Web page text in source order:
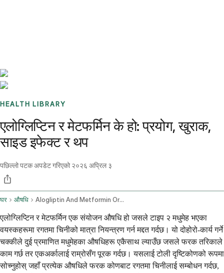
HEALTH LIBRARY
एलोग्लिप्टिन र मेटफर्मिन के हो: प्रयोग, खुराक,
साइड इफेक्ट र थप
पछिल्लो पटक अपडेट गरिएको २०२६ अप्रिल ३
घर औषधि Alogliptin And Metformin Oral Route
एलोग्लिप्टिन र मेटफर्मिन एक संयोजन औषधि हो जसले टाइप २ मधुमेह भएका
वयस्कहरूमा रगतमा चिनीको मात्रा नियन्त्रण गर्न मद्दत गर्दछ। यो दोहोरो-कार्य गर्ने
चक्कीले दुई प्रमाणित मधुमेहका औषधिहरू एकैसाथ ल्याउँछ जसले फरक तरिकाले
काम गर्छ तर एकअर्कालाई राम्रोसँग पूरक गर्दछ। यसलाई टोली दृष्टिकोणको रूपमा
सोच्नुहोस् जहाँ प्रत्येक औषधिले फरक कोणबाट रगतमा चिनीलाई सम्बोधन गर्दछ,